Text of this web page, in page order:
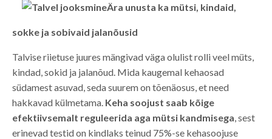
Ära unusta ka mütsi, kindaid,
sokke ja sobivaid jalanõusid
Talvise riietuse juures mängivad väga olulist rolli veel müts,
kindad, sokid ja jalanõud. Mida kaugemal kehaosad
südamest asuvad, seda suurem on tõenäosus, et need
hakkavad külmetama. Keha soojust saab kõige
efektiivsemalt reguleerida aga mütsi kandmisega , sest
erinevad testid on kindlaks teinud 75%-se kehasoojuse